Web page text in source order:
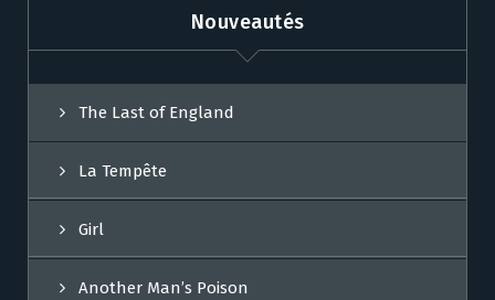
Nouveautés
The Last of England
La Tempête
Girl
Another Man’s Poison